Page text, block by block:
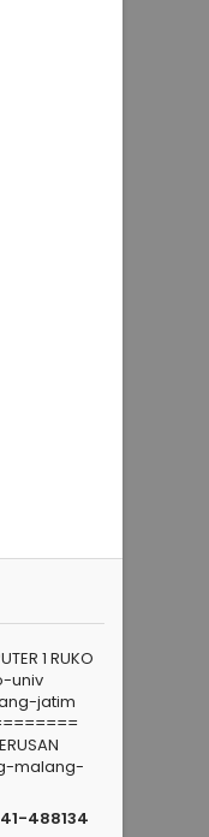
1 RUKO
univ
jatim
malang-
488134